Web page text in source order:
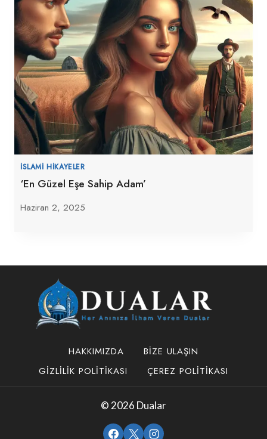
İSLAMI HIKAYELER
‘En Güzel Eşe Sahip Adam’
Haziran 2, 2025
HAKKIMIZDA
BIZE ULAŞIN
GIZLILIK POLITIKASI
ÇEREZ POLITIKASI
© 2026 Dualar